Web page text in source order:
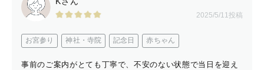
2025/5/11投稿
お宮参り 神社・寺院 記念日 赤ちゃん
事前のご案内がとても丁寧で、不安のない状態で当日を迎え